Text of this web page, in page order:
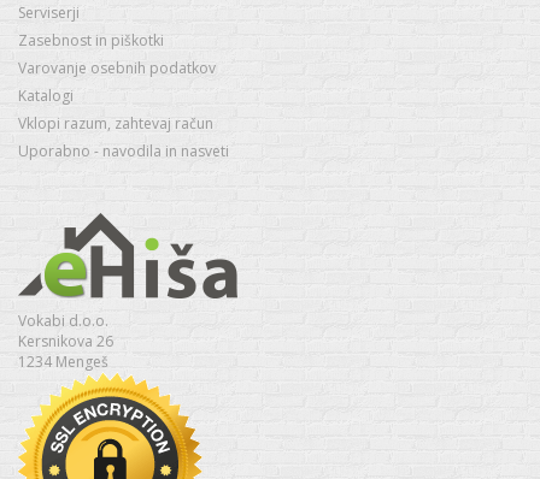
Serviserji
Zasebnost in piškotki
Varovanje osebnih podatkov
Katalogi
Vklopi razum, zahtevaj račun
Uporabno - navodila in nasveti
Vokabi d.o.o.
Kersnikova 26
1234 Mengeš